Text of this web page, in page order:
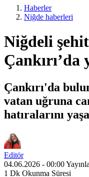
Haberler
Niğde haberleri
Niğdeli
Çankırı’da
Çankırı'da
vatan uğruna
hatıralarını
Editör
04.06.2026 - 00:00
1 Dk Okunma Süresi